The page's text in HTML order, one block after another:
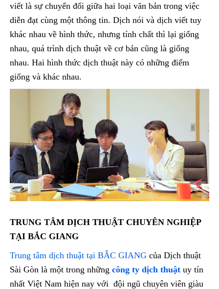
viết là sự chuyển đổi giữa hai loại văn bản trong việc
diễn đạt cùng một thông tin. Dịch nói và dịch viết tuy
khác nhau về hình thức, nhưng tính chất thì lại giống
nhau, quá trình dịch thuật về cơ bản cũng là giống
nhau. Hai hình thức dịch thuật này có những điểm
giống và khác nhau.
TRUNG TÂM DỊCH THUẬT CHUYÊN NGHIỆP
TẠI BẮC GIANG
Trung tâm dịch thuật tại BẮC GIANG của Dịch thuật
Sài Gòn là một trong những công ty dịch thuật uy tín
nhất Việt Nam hiện nay với đội ngũ chuyên viên giàu